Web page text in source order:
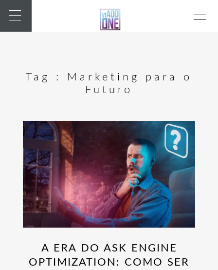
Tag :
Marketing para o
Futuro
A ERA DO ASK ENGINE
OPTIMIZATION: COMO SER